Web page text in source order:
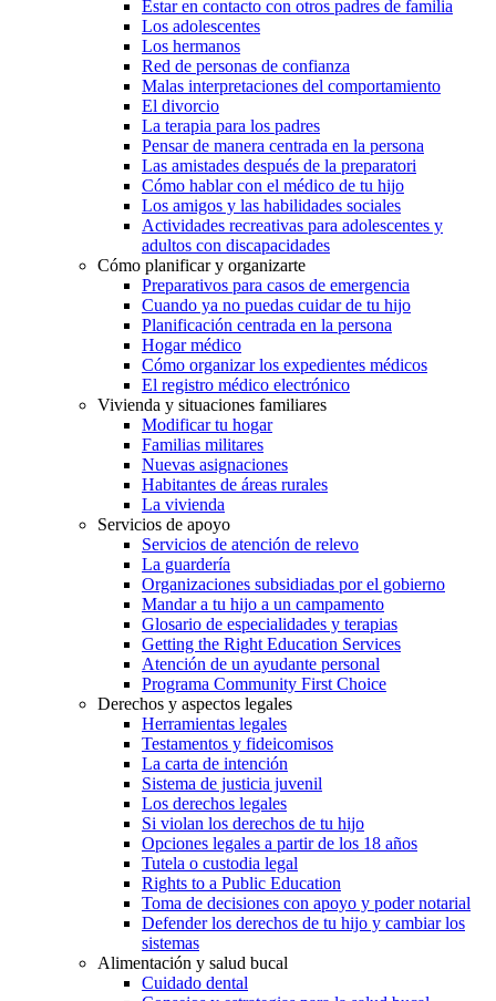
Estar en contacto con otros padres de familia
Los adolescentes
Los hermanos
Red de personas de confianza
Malas interpretaciones del comportamiento
El divorcio
La terapia para los padres
Pensar de manera centrada en la persona
Las amistades después de la preparatori
Cómo hablar con el médico de tu hijo
Los amigos y las habilidades sociales
Actividades recreativas para adolescentes y
adultos con discapacidades
Cómo planificar y organizarte
Preparativos para casos de emergencia
Cuando ya no puedas cuidar de tu hijo
Planificación centrada en la persona
Hogar médico
Cómo organizar los expedientes médicos
El registro médico electrónico
Vivienda y situaciones familiares
Modificar tu hogar
Familias militares
Nuevas asignaciones
Habitantes de áreas rurales
La vivienda
Servicios de apoyo
Servicios de atención de relevo
La guardería
Organizaciones subsidiadas por el gobierno
Mandar a tu hijo a un campamento
Glosario de especialidades y terapias
Getting the Right Education Services
Atención de un ayudante personal
Programa Community First Choice
Derechos y aspectos legales
Herramientas legales
Testamentos y fideicomisos
La carta de intención
Sistema de justicia juvenil
Los derechos legales
Si violan los derechos de tu hijo
Opciones legales a partir de los 18 años
Tutela o custodia legal
Rights to a Public Education
Toma de decisiones con apoyo y poder notarial
Defender los derechos de tu hijo y cambiar los
sistemas
Alimentación y salud bucal
Cuidado dental